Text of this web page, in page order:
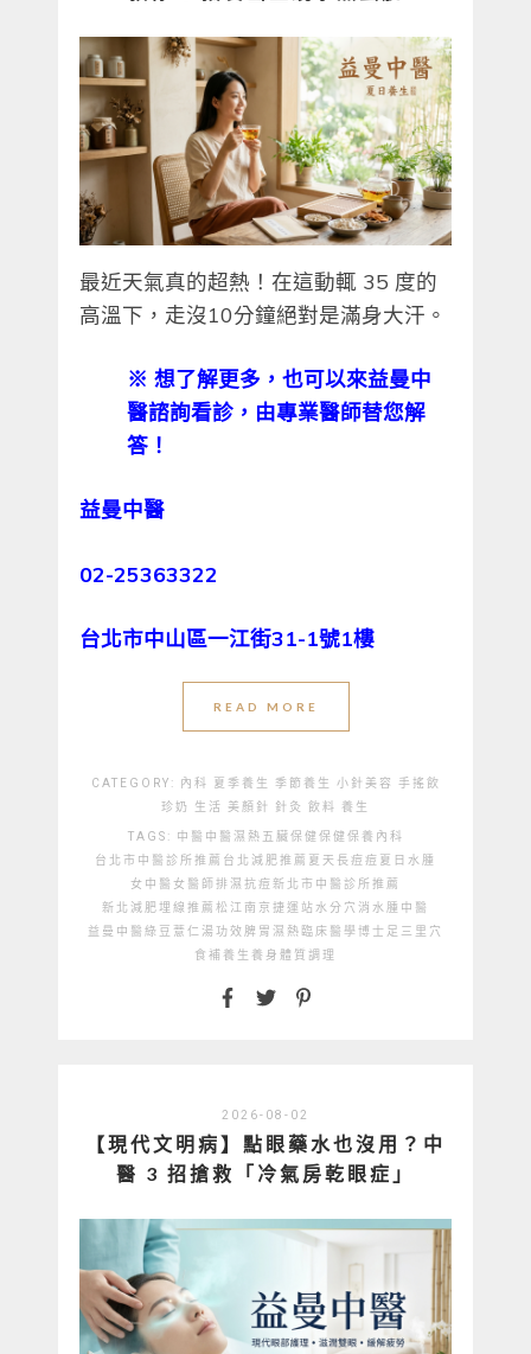
最近天氣真的超熱！在這動輒 35 度的
高溫下，走沒10分鐘絕對是滿身大汗。
※ 想了解更多，也可以來益曼中
醫諮詢看診，由專業醫師替您解
答！
益曼中醫
02-25363322
台北市中山區一江街31-1號1樓
READ MORE
CATEGORY: 內科 夏季養生 季節養生 小針美容
手搖飲
珍奶
生活 美顏針 針灸 飲料 養生
TAGS: 中醫 中醫濕熱 五臟保健保健保養 內科
台北市中醫診所推薦 台北減肥推薦 夏天長痘痘 夏日水腫
女中醫 女醫師 排濕抗痘新北市中醫診所推薦
新北減肥埋線推薦 松江南京捷運站 水分穴 消水腫中醫
益曼中醫 綠豆薏仁湯功效 脾胃濕熱 臨床醫學博士 足三里穴
食補 養生 養身 體質調理
2026-08-02
【現代文明病】點眼藥水也沒用？中
醫 3 招搶救「冷氣房乾眼症」